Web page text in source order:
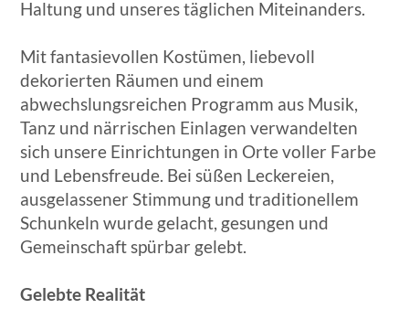
Haltung und unseres täglichen Miteinanders.
Mit fantasievollen Kostümen, liebevoll
dekorierten Räumen und einem
abwechslungsreichen Programm aus Musik,
Tanz und närrischen Einlagen verwandelten
sich unsere Einrichtungen in Orte voller Farbe
und Lebensfreude. Bei süßen Leckereien,
ausgelassener Stimmung und traditionellem
Schunkeln wurde gelacht, gesungen und
Gemeinschaft spürbar gelebt.
Gelebte Realität